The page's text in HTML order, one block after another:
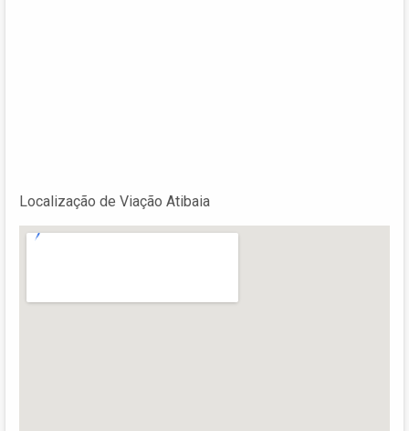
Localização de Viação Atibaia